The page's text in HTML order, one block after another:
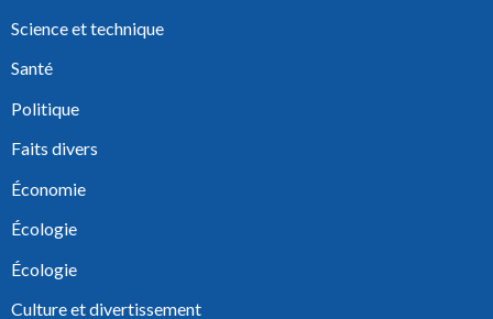
Science et technique
Santé
Politique
Faits divers
Économie
Écologie
Écologie
Culture et divertissement